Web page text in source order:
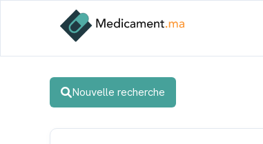
Nouvelle recherche